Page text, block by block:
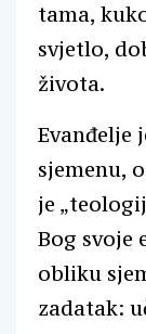
tama,
svjetlo,
života.
Evanđelje
sjemenu,
je
Bog svoje
obliku
zadatak: